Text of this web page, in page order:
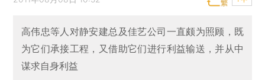
高伟忠等人对静安建总及佳艺公司一直颇为照顾，既
为它们承接工程，又借助它们进行利益输送，并从中
谋求自身利益